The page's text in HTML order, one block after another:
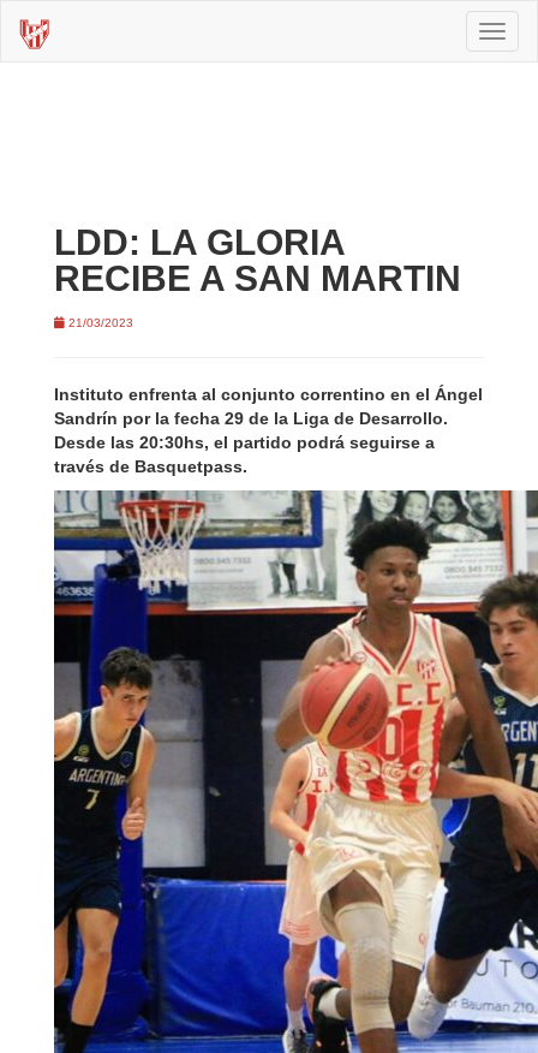
LDD: LA GLORIA
RECIBE A SAN MARTIN
21/03/2023
Instituto enfrenta al conjunto correntino en el Ángel
Sandrín por la fecha 29 de la Liga de Desarrollo.
Desde las 20:30hs, el partido podrá seguirse a
través de Basquetpass.